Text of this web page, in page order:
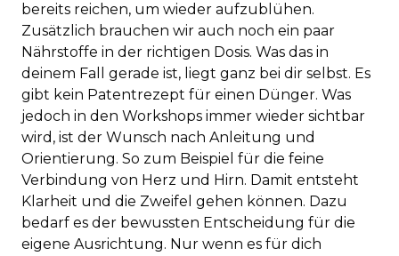
bereits reichen, um wieder aufzublühen.
Zusätzlich brauchen wir auch noch ein paar
Nährstoffe in der richtigen Dosis. Was das in
deinem Fall gerade ist, liegt ganz bei dir selbst. Es
gibt kein Patentrezept für einen Dünger. Was
jedoch in den Workshops immer wieder sichtbar
wird, ist der Wunsch nach Anleitung und
Orientierung. So zum Beispiel für die feine
Verbindung von Herz und Hirn. Damit entsteht
Klarheit und die Zweifel gehen können. Dazu
bedarf es der bewussten Entscheidung für die
eigene Ausrichtung. Nur wenn es für dich